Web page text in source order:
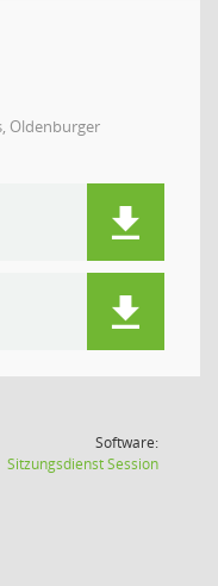
Oldenburger
Software:
SitzungsdienstSession(Wird in